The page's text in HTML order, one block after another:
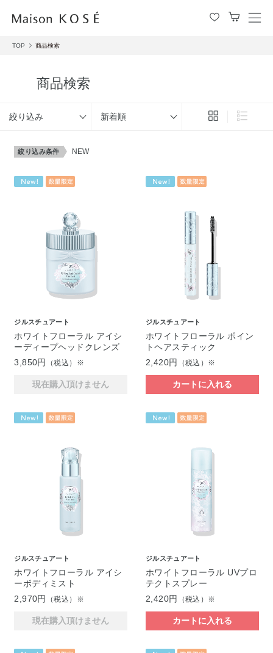
メ
TOP 商品検索
商品検索
絞り込み 新着順
絞り込み条件 NEW
ジルスチュアート
ホワイトフローラル アイシ
ーディープヘッドクレンズ
3,850円
（税込）※
現在購入頂けません
ジルスチュアート
ホワイトフローラル ポイン
トヘアスティック
2,420円
（税込）※
カートに入れる
ジルスチュアート
ホワイトフローラル アイシ
ーボディミスト
2,970円
（税込）※
現在購入頂けません
ジルスチュアート
ホワイトフローラル UVプロ
テクトスプレー
2,420円
（税込）※
カートに入れる